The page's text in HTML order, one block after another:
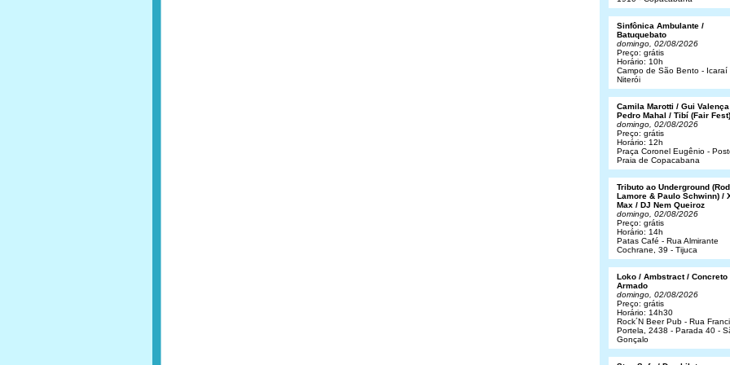
Sinfônica Ambulante /
Batuquebato
domingo, 02/08/2026
Preço: grátis
Horário: 10h
Campo de São Bento - Icaraí
Niterói
Camila Marotti / Gui
Pedro Mahal / Tibí (Fair Fest)
domingo, 02/08/2026
Preço: grátis
Horário: 12h
Praça Coronel Eugênio -
Praia de Copacabana
Tributo ao Underground
Lamore & Paulo Schwinn) /
Max / DJ Nem Queiroz
domingo, 02/08/2026
Preço: grátis
Horário: 14h
Patas Café - Rua Almirante
Cochrane, 39 - Tijuca
Loko / Ambstract / Concreto
Armado
domingo, 02/08/2026
Preço: grátis
Horário: 14h30
Rock´N Beer Pub - Rua
Portela, 2438 - Parada 40 -
Gonçalo